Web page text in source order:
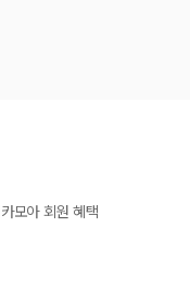
카모아 회원 혜택